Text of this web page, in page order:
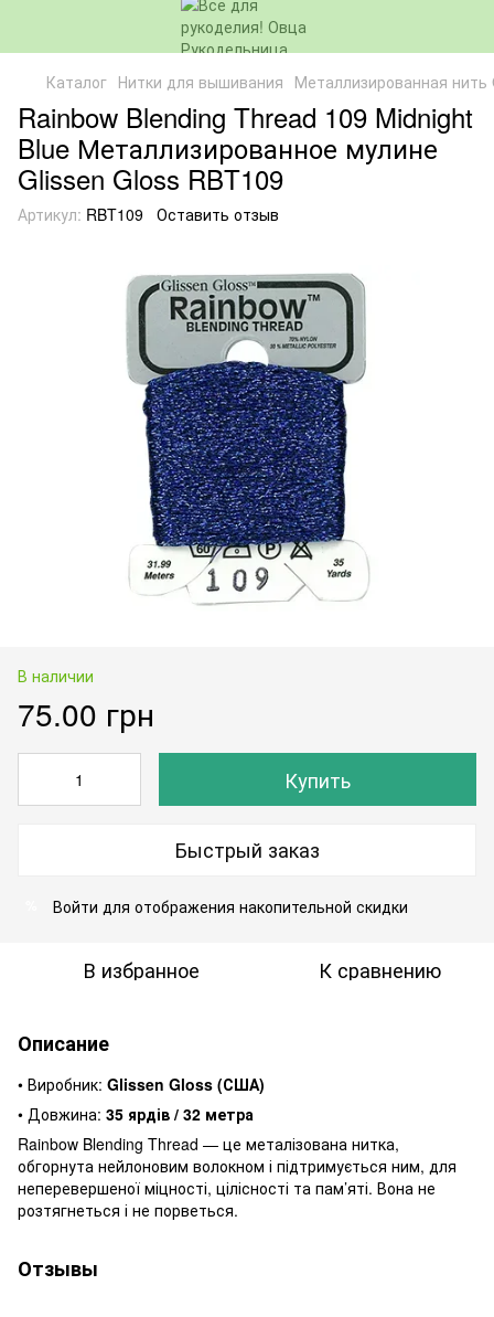
Каталог Нитки для вышивания Металлизированная нить
Rainbow Blending Thread 109 Midnight
Blue Металлизированное мулине
Glissen Gloss RBT109
Артикул: RBT109 Оставить отзыв
В наличии
75.00 грн
Купить
Быстрый заказ
Войти для отображения накопительной скидки
В избранное К сравнению
Описание
• Виробник: Glissen Gloss (США)
• Довжина: 35 ярдів / 32 метра
Rainbow Blending Thread — це металізована нитка,
обгорнута нейлоновим волокном і підтримується ним, для
неперевершеної міцності, цілісності та пам’яті. Вона не
розтягнеться і не порветься.
Отзывы